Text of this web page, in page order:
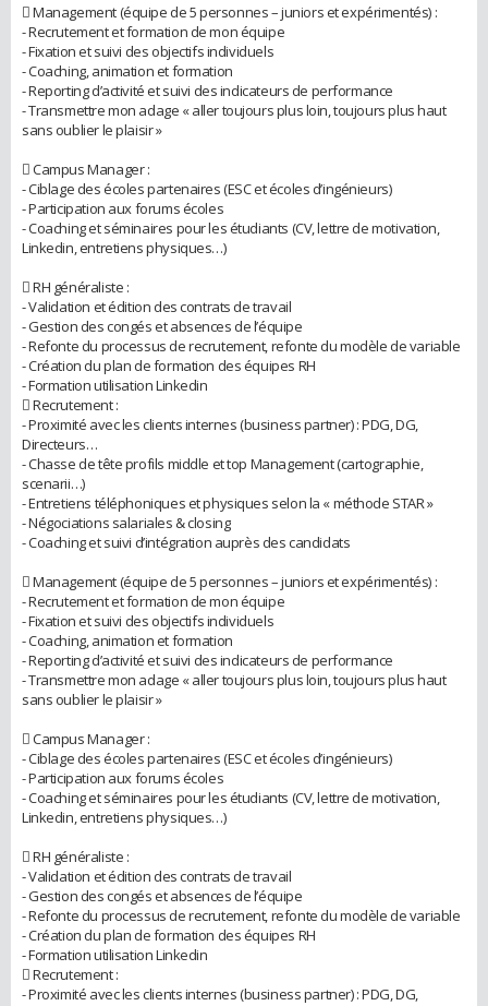
 Management (équipe de 5 personnes – juniors et expérimentés) :
- Recrutement et formation de mon équipe
- Fixation et suivi des objectifs individuels
- Coaching, animation et formation
- Reporting d’activité et suivi des indicateurs de performance
- Transmettre mon adage « aller toujours plus loin, toujours plus haut
sans oublier le plaisir »
 Campus Manager :
- Ciblage des écoles partenaires (ESC et écoles d’ingénieurs)
- Participation aux forums écoles
- Coaching et séminaires pour les étudiants (CV, lettre de motivation,
Linkedin, entretiens physiques…)
 RH généraliste :
- Validation et édition des contrats de travail
- Gestion des congés et absences de l’équipe
- Refonte du processus de recrutement, refonte du modèle de variable
- Création du plan de formation des équipes RH
- Formation utilisation Linkedin
 Recrutement :
- Proximité avec les clients internes (business partner) : PDG, DG,
Directeurs…
- Chasse de tête profils middle et top Management (cartographie,
scenarii…)
- Entretiens téléphoniques et physiques selon la « méthode STAR »
- Négociations salariales & closing
- Coaching et suivi d’intégration auprès des candidats
 Management (équipe de 5 personnes – juniors et expérimentés) :
- Recrutement et formation de mon équipe
- Fixation et suivi des objectifs individuels
- Coaching, animation et formation
- Reporting d’activité et suivi des indicateurs de performance
- Transmettre mon adage « aller toujours plus loin, toujours plus haut
sans oublier le plaisir »
 Campus Manager :
- Ciblage des écoles partenaires (ESC et écoles d’ingénieurs)
- Participation aux forums écoles
- Coaching et séminaires pour les étudiants (CV, lettre de motivation,
Linkedin, entretiens physiques…)
 RH généraliste :
- Validation et édition des contrats de travail
- Gestion des congés et absences de l’équipe
- Refonte du processus de recrutement, refonte du modèle de variable
- Création du plan de formation des équipes RH
- Formation utilisation Linkedin
 Recrutement :
- Proximité avec les clients internes (business partner) : PDG, DG,